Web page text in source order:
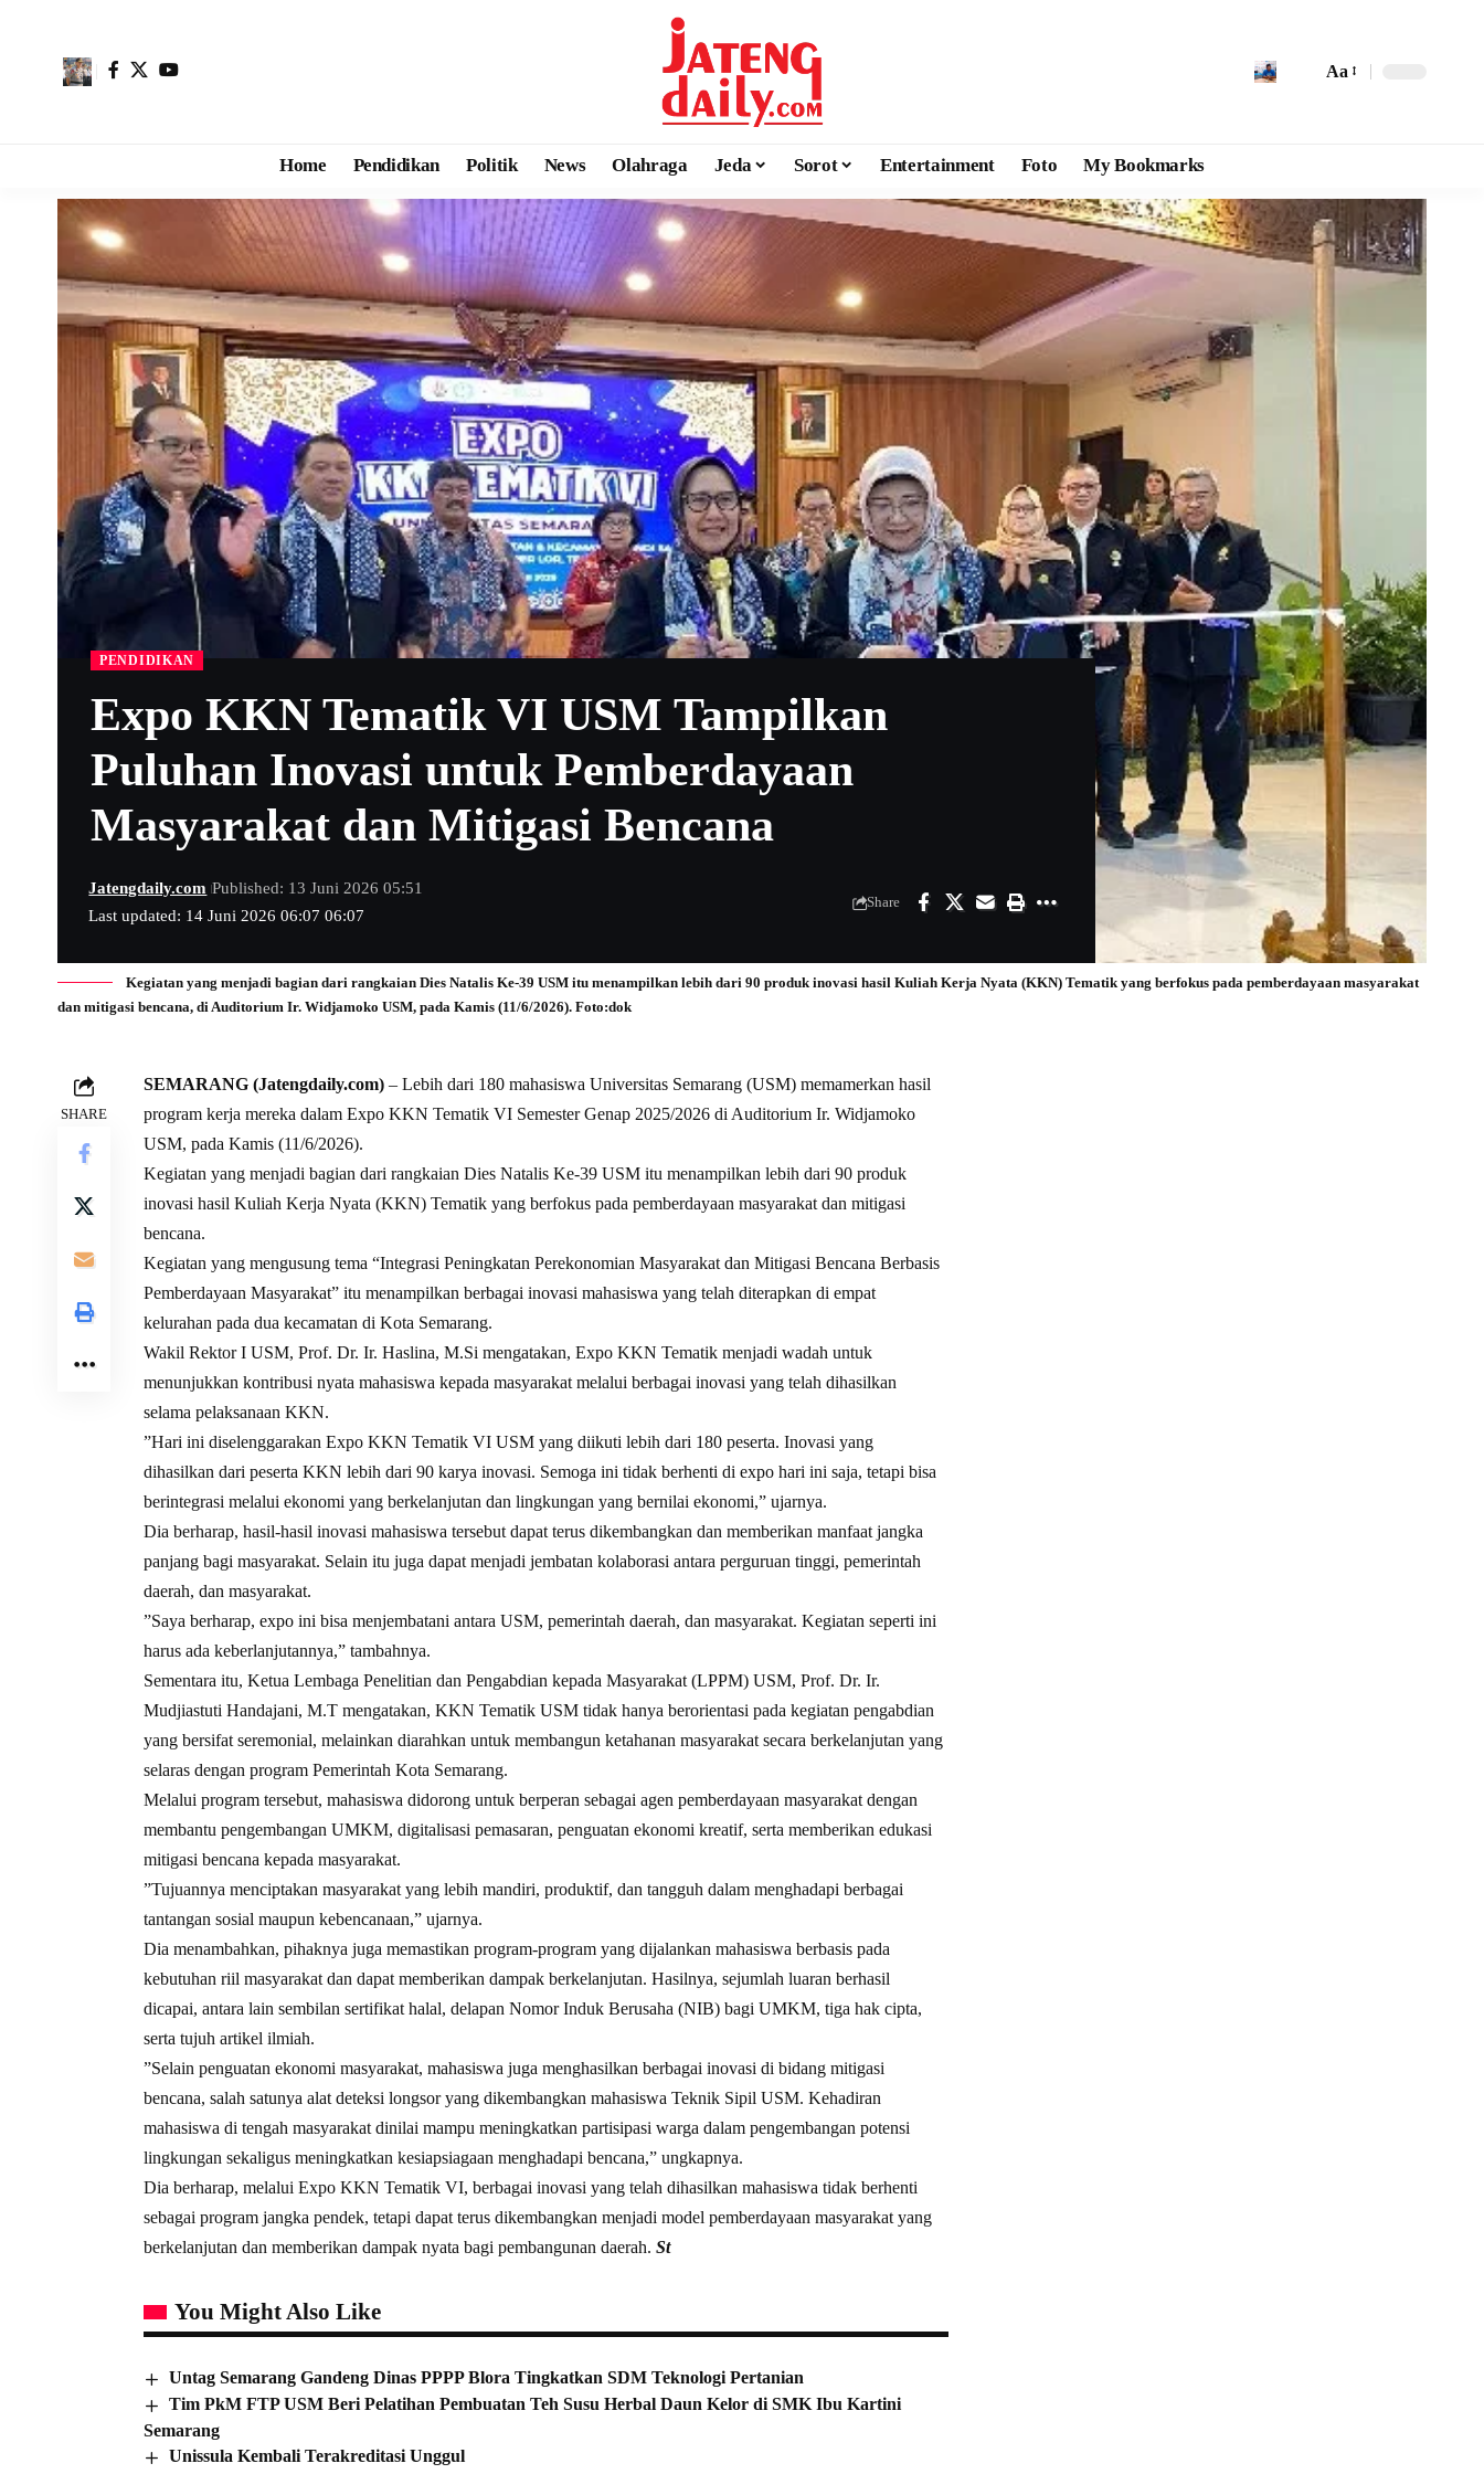
Aa
Home Pendidikan Politik News Olahraga Jeda Sorot Entertainment Foto My Bookmarks
PENDIDIKAN
Expo KKN Tematik VI USM Tampilkan
Puluhan Inovasi untuk Pemberdayaan
Masyarakat dan Mitigasi Bencana
Last updated: 14 Juni 2026 06:07 06:07
Jatengdaily.com Published: 13 Juni 2026 05:51
Share
Kegiatan yang menjadi bagian dari rangkaian Dies Natalis Ke-39 USM itu menampilkan lebih dari 90 produk inovasi hasil Kuliah Kerja Nyata (KKN) Tematik yang berfokus pada pemberdayaan masyarakat
dan mitigasi bencana, di Auditorium Ir. Widjamoko USM, pada Kamis (11/6/2026). Foto:dok
SHARE
SEMARANG (Jatengdaily.com) – Lebih dari 180 mahasiswa Universitas Semarang (USM) memamerkan hasil
program kerja mereka dalam Expo KKN Tematik VI Semester Genap 2025/2026 di Auditorium Ir. Widjamoko
USM, pada Kamis (11/6/2026).
Kegiatan yang menjadi bagian dari rangkaian Dies Natalis Ke-39 USM itu menampilkan lebih dari 90 produk
inovasi hasil Kuliah Kerja Nyata (KKN) Tematik yang berfokus pada pemberdayaan masyarakat dan mitigasi
bencana.
Kegiatan yang mengusung tema “Integrasi Peningkatan Perekonomian Masyarakat dan Mitigasi Bencana Berbasis
Pemberdayaan Masyarakat” itu menampilkan berbagai inovasi mahasiswa yang telah diterapkan di empat
kelurahan pada dua kecamatan di Kota Semarang.
Wakil Rektor I USM, Prof. Dr. Ir. Haslina, M.Si mengatakan, Expo KKN Tematik menjadi wadah untuk
menunjukkan kontribusi nyata mahasiswa kepada masyarakat melalui berbagai inovasi yang telah dihasilkan
selama pelaksanaan KKN.
”Hari ini diselenggarakan Expo KKN Tematik VI USM yang diikuti lebih dari 180 peserta. Inovasi yang
dihasilkan dari peserta KKN lebih dari 90 karya inovasi. Semoga ini tidak berhenti di expo hari ini saja, tetapi bisa
berintegrasi melalui ekonomi yang berkelanjutan dan lingkungan yang bernilai ekonomi,” ujarnya.
Dia berharap, hasil-hasil inovasi mahasiswa tersebut dapat terus dikembangkan dan memberikan manfaat jangka
panjang bagi masyarakat. Selain itu juga dapat menjadi jembatan kolaborasi antara perguruan tinggi, pemerintah
daerah, dan masyarakat.
”Saya berharap, expo ini bisa menjembatani antara USM, pemerintah daerah, dan masyarakat. Kegiatan seperti ini
harus ada keberlanjutannya,” tambahnya.
Sementara itu, Ketua Lembaga Penelitian dan Pengabdian kepada Masyarakat (LPPM) USM, Prof. Dr. Ir.
Mudjiastuti Handajani, M.T mengatakan, KKN Tematik USM tidak hanya berorientasi pada kegiatan pengabdian
yang bersifat seremonial, melainkan diarahkan untuk membangun ketahanan masyarakat secara berkelanjutan yang
selaras dengan program Pemerintah Kota Semarang.
Melalui program tersebut, mahasiswa didorong untuk berperan sebagai agen pemberdayaan masyarakat dengan
membantu pengembangan UMKM, digitalisasi pemasaran, penguatan ekonomi kreatif, serta memberikan edukasi
mitigasi bencana kepada masyarakat.
”Tujuannya menciptakan masyarakat yang lebih mandiri, produktif, dan tangguh dalam menghadapi berbagai
tantangan sosial maupun kebencanaan,” ujarnya.
Dia menambahkan, pihaknya juga memastikan program-program yang dijalankan mahasiswa berbasis pada
kebutuhan riil masyarakat dan dapat memberikan dampak berkelanjutan. Hasilnya, sejumlah luaran berhasil
dicapai, antara lain sembilan sertifikat halal, delapan Nomor Induk Berusaha (NIB) bagi UMKM, tiga hak cipta,
serta tujuh artikel ilmiah.
”Selain penguatan ekonomi masyarakat, mahasiswa juga menghasilkan berbagai inovasi di bidang mitigasi
bencana, salah satunya alat deteksi longsor yang dikembangkan mahasiswa Teknik Sipil USM. Kehadiran
mahasiswa di tengah masyarakat dinilai mampu meningkatkan partisipasi warga dalam pengembangan potensi
lingkungan sekaligus meningkatkan kesiapsiagaan menghadapi bencana,” ungkapnya.
Dia berharap, melalui Expo KKN Tematik VI, berbagai inovasi yang telah dihasilkan mahasiswa tidak berhenti
sebagai program jangka pendek, tetapi dapat terus dikembangkan menjadi model pemberdayaan masyarakat yang
berkelanjutan dan memberikan dampak nyata bagi pembangunan daerah. St
You Might Also Like
Untag Semarang Gandeng Dinas PPPP Blora Tingkatkan SDM Teknologi Pertanian
Tim PkM FTP USM Beri Pelatihan Pembuatan Teh Susu Herbal Daun Kelor di SMK Ibu Kartini
Semarang
Unissula Kembali Terakreditasi Unggul